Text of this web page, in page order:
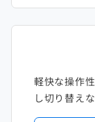
軽快な操作
し切り替え